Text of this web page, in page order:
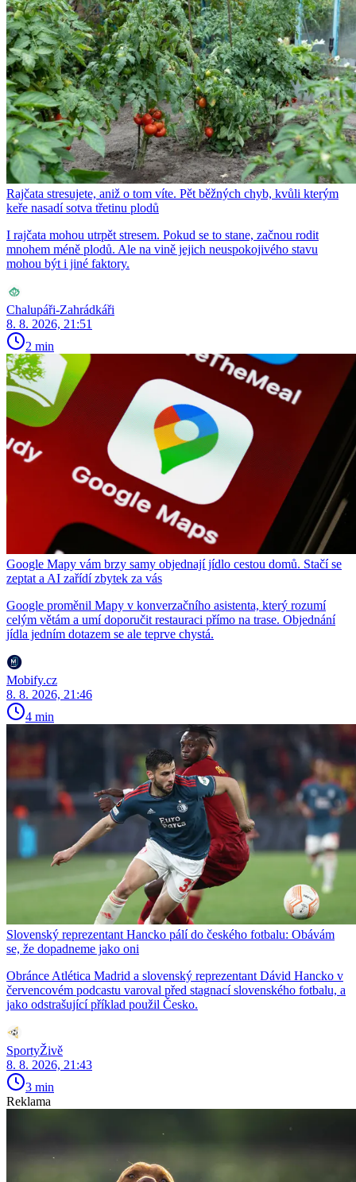
Rajčata stresujete, aniž o tom víte. Pět běžných chyb, kvůli kterým
keře nasadí sotva třetinu plodů
I rajčata mohou utrpět stresem. Pokud se to stane, začnou rodit
mnohem méně plodů. Ale na vině jejich neuspokojivého stavu
mohou být i jiné faktory.
Chalupáři-Zahrádkáři
8. 8. 2026, 21:51
2 min
Google Mapy vám brzy samy objednají jídlo cestou domů. Stačí se
zeptat a AI zařídí zbytek za vás
Google proměnil Mapy v konverzačního asistenta, který rozumí
celým větám a umí doporučit restauraci přímo na trase. Objednání
jídla jedním dotazem se ale teprve chystá.
Mobify.cz
8. 8. 2026, 21:46
4 min
Slovenský reprezentant Hancko pálí do českého fotbalu: Obávám
se, že dopadneme jako oni
Obránce Atlética Madrid a slovenský reprezentant Dávid Hancko v
červencovém podcastu varoval před stagnací slovenského fotbalu, a
jako odstrašující příklad použil Česko.
SportyŽivě
8. 8. 2026, 21:43
3 min
Reklama